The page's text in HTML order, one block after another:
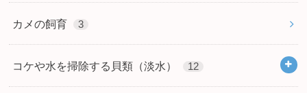
カメの飼育 3
コケや水を掃除する貝類（淡水） 12